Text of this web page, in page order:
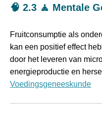
🧠 2.3 🧘 Mentale
Fruitconsumptie als
kan een positief effect
door het leveren van
energieproductie en
Voedingsgeneeskunde